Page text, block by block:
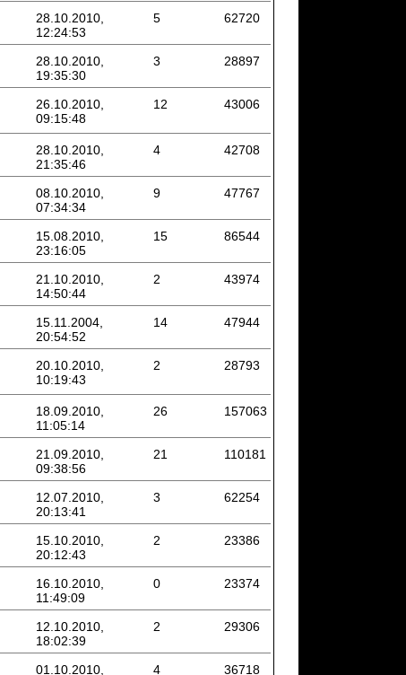
28.10.2010,
12:24:53
5 62720
28.10.2010,
19:35:30
3 28897
26.10.2010,
09:15:48
12 43006
28.10.2010,
21:35:46
4 42708
08.10.2010,
07:34:34
9 47767
15.08.2010,
23:16:05
15 86544
21.10.2010,
14:50:44
2 43974
15.11.2004,
20:54:52
14 47944
20.10.2010,
10:19:43
2 28793
18.09.2010,
11:05:14
26 157063
21.09.2010,
09:38:56
21 110181
12.07.2010,
20:13:41
3 62254
15.10.2010,
20:12:43
2 23386
16.10.2010,
11:49:09
0 23374
12.10.2010,
18:02:39
2 29306
01.10.2010,
4 36718